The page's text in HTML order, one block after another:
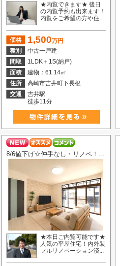
★内覧できます★ 後日
の内覧予約も出来ます！
内覧をご希望の方や住...
価格 1,500万円
種別
中古一戸建
間取
1LDK＋1S(納戸)
面積
建物：61.14㎡
住所
高崎市吉井町下長根
交通
吉井駅
徒歩11分
8/6値下げ☆仲手なし・リノベ！高崎市八幡町平屋
★本日ご内覧可能です★
人気の平屋住宅！内外装
フルリノベーション済...